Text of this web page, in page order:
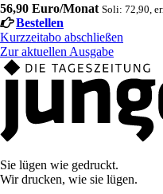
56,90 Euro/Monat Soli: 72,90,
Bestellen
Kurzzeitabo abschließen
Zur aktuellen Ausgabe
Sie lügen wie gedruckt.
Wir drucken, wie sie lügen.